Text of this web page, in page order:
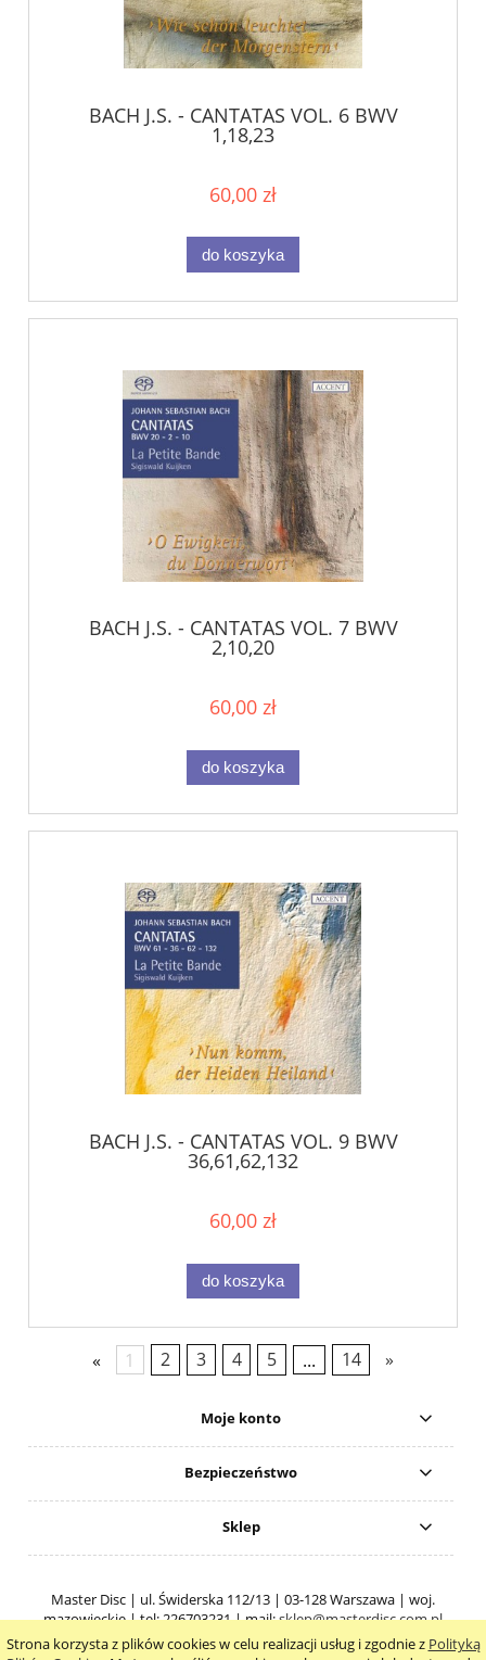
Strona korzysta z plików cookies w celu realizacji usług i zgodnie z Polityką
BACH J.S. - CANTATAS VOL. 6 BWV
1,18,23
60,00 zł
do koszyka
BACH J.S. - CANTATAS VOL. 7 BWV
2,10,20
60,00 zł
do koszyka
BACH J.S. - CANTATAS VOL. 9 BWV
36,61,62,132
60,00 zł
do koszyka
« 1 2 3 4 5 ... 14 »
Moje konto
Bezpieczeństwo
Sklep
Master Disc | ul. Świderska 112/13 | 03-128 Warszawa | woj.
mazowieckie | tel: 226703231 | mail:sklep@masterdisc.com.pl